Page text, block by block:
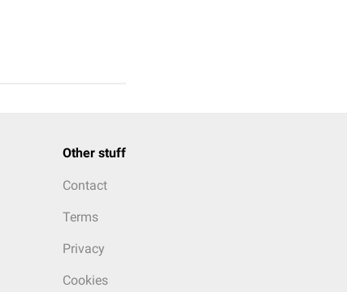
Other stuff
Contact
Terms
Privacy
Cookies